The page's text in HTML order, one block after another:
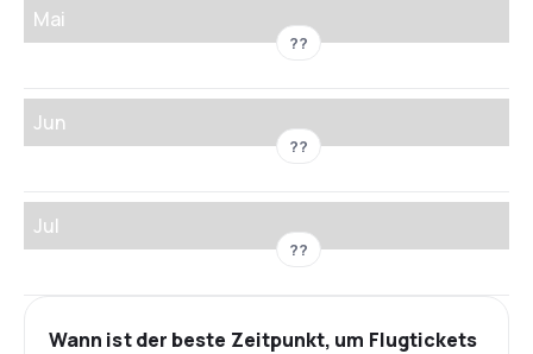
Mai
??
Jun
??
Jul
??
Wann ist der beste Zeitpunkt, um Flugtickets